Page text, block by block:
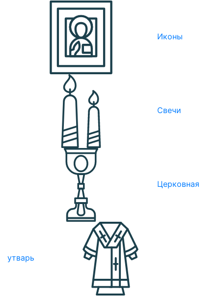
Иконы
Свечи
Церковная
утварь